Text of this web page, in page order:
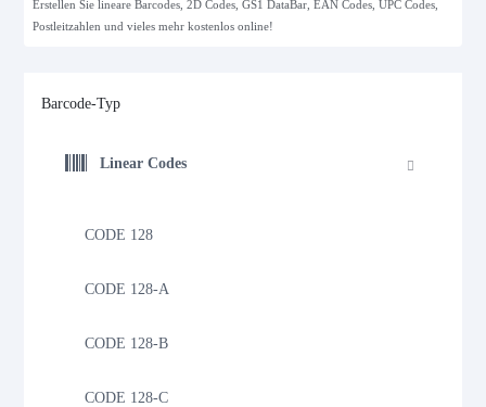
Erstellen Sie lineare Barcodes, 2D Codes, GS1 DataBar, EAN Codes, UPC Codes,
Postleitzahlen und vieles mehr kostenlos online!
Barcode-Typ
Linear Codes
CODE 128
CODE 128-A
CODE 128-B
CODE 128-C